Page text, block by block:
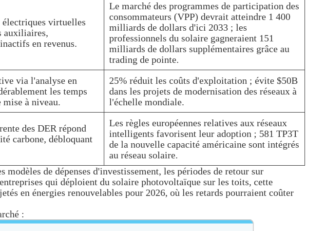
électriques virtuelles
auxiliaires,
en revenus.
Le marché des programmes de participation des
consommateurs (VPP) devrait atteindre 1 400
milliards de dollars d'ici 2033 ; les
professionnels du solaire gagneraient 151
milliards de dollars supplémentaires grâce au
trading de pointe.
via l'analyse en
les temps
mise à niveau.
25% réduit les coûts d'exploitation ; évite $50B
dans les projets de modernisation des réseaux à
l'échelle mondiale.
des DER répond
carbone, débloquant
Les règles européennes relatives aux réseaux
intelligents favorisent leur adoption ; 581 TP3T
de la nouvelle capacité américaine sont intégrés
au réseau solaire.
de dépenses d'investissement, les périodes de retour sur
qui déploient du solaire photovoltaïque sur les toits, cette
en énergies renouvelables pour 2026, où les retards pourraient coûter
: